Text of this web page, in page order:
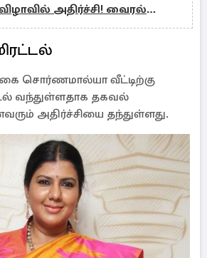
அதிர்ச்சி! வைரல்
சொர்ணமால்யா வீட்டிற்கு
வந்துள்ளதாக தகவல்
அதிர்ச்சியை தந்துள்ளது.